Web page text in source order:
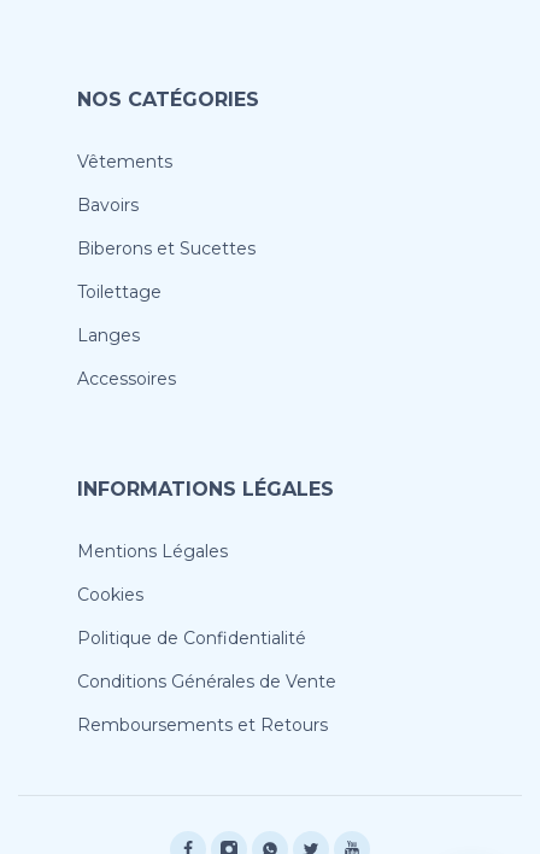
NOS CATÉGORIES
Vêtements
Bavoirs
Biberons et Sucettes
Toilettage
Langes
Accessoires
INFORMATIONS LÉGALES
Mentions Légales
Cookies
Politique de Confidentialité
Conditions Générales de Vente
Remboursements et Retours